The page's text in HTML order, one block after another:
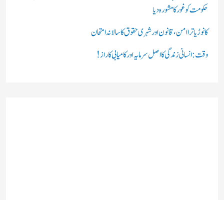
حکومت کو غور کا مشورہ دیا
کانوڑ یاترا امن،قانون اور شہری حقوق کا سالانہ امتحان
وقت: انسانی زندگی کا اصل سرمایہ اور کامیابی کا راز !